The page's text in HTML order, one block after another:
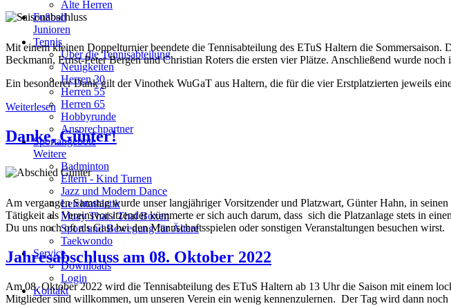
Alte Herren
Fußball
Junioren
Tennis
Über die Tennisabteilung
Neuigkeiten
Herren 30
Herren 55
Herren 65
Hobbyrunde
Ansprechpartner
Sportangebote
Weitere
Badminton
Eltern - Kind Turnen
Jazz und Modern Dance
Leichtathletik
Muay Thai / Thai Boxen
Sport und Bewegung für Ältere
Taekwondo
Service
Downloads
Login
Kontakt
Mit einem kleinen Doppelturnier beendete die Tennisabteilung des ETuS Haltern die
Beckmann, Ernst-Peter Bergen und Christian Roters die ersten vier Plätze. Anschließend wurde
Ein besonderer Dank gilt der Vinothek WuGaT aus Haltern, die für die vier Erstplatzierten jeweils
Weiterlesen
Danke, Günter!
Am vergangen Samstag wurde unser langjähriger Vorsitzender und Platzwart, Günter Hahn, in
Tätigkeit als Vereinsvorsitzender kümmerte er sich auch darum, dass sich die Platzanlage stets in
Du uns noch oft als Gast bei den Mannschaftsspielen oder sonstigen Veranstaltungen besuchen wirst.
Jahresabschluss am 08. Oktober 2022
Am 08. Oktober 2022 wird die Tennisabteilung des ETuS Haltern ab 13 Uhr die Saison mit einem
Mitglieder sind willkommen, um unseren Verein ein wenig kennenzulernen. Der Tag wird dann